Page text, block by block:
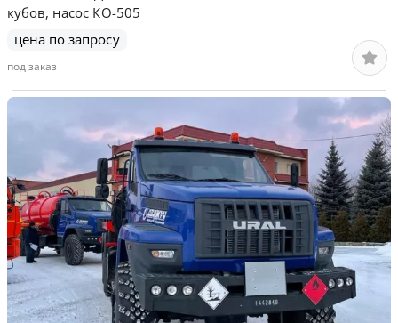
кубов, насос КО-505
цена по запросу
под заказ